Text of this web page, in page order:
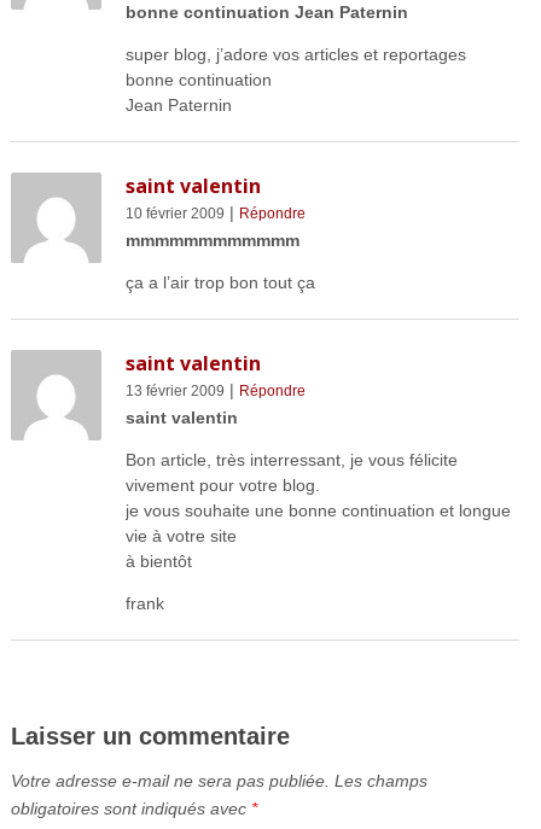
bonne continuation Jean Paternin
super blog, j’adore vos articles et reportages
bonne continuation
Jean Paternin
saint valentin
10 février 2009 | Répondre
mmmmmmmmmmmm
ça a l’air trop bon tout ça
saint valentin
13 février 2009 | Répondre
saint valentin
Bon article, très interressant, je vous félicite
vivement pour votre blog.
je vous souhaite une bonne continuation et longue
vie à votre site
à bientôt
frank
Laisser un commentaire
Votre adresse e-mail ne sera pas publiée. Les champs
obligatoires sont indiqués avec *